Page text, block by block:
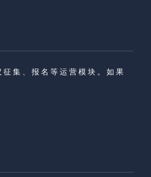
集、报名等运营模块。如果